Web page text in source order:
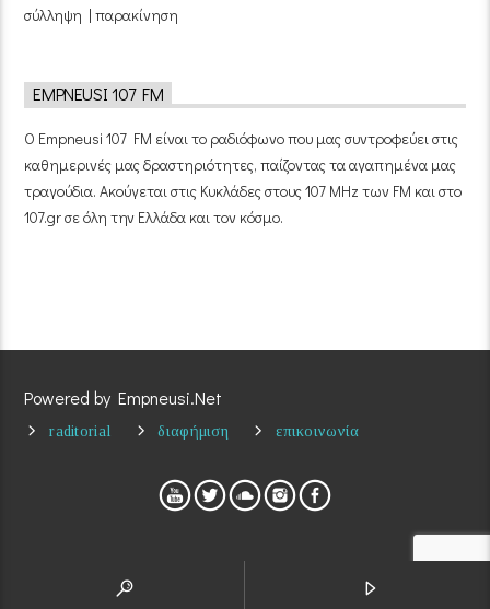
σύλληψη | παρακίνηση
EMPNEUSI 107 FM
Ο Empneusi 107 FM είναι το ραδιόφωνο που μας συντροφεύει στις
καθημερινές μας δραστηριότητες, παίζοντας τα αγαπημένα μας
τραγούδια. Ακούγεται στις Κυκλάδες στους 107 MHz των FM και στο
107.gr σε όλη την Ελλάδα και τον κόσμο.
Powered by Empneusi.Net
raditorial διαφήμιση επικοινωνία